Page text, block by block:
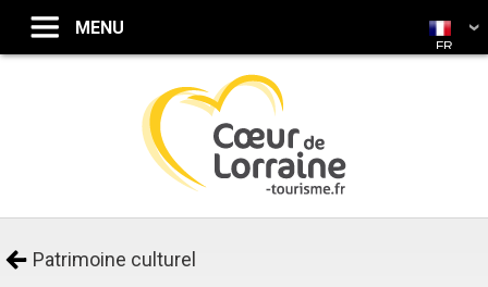
Patrimoine culturel
FR